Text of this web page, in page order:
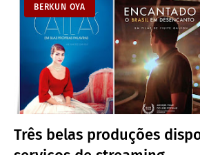
BERKUN OYA
Três belas produções